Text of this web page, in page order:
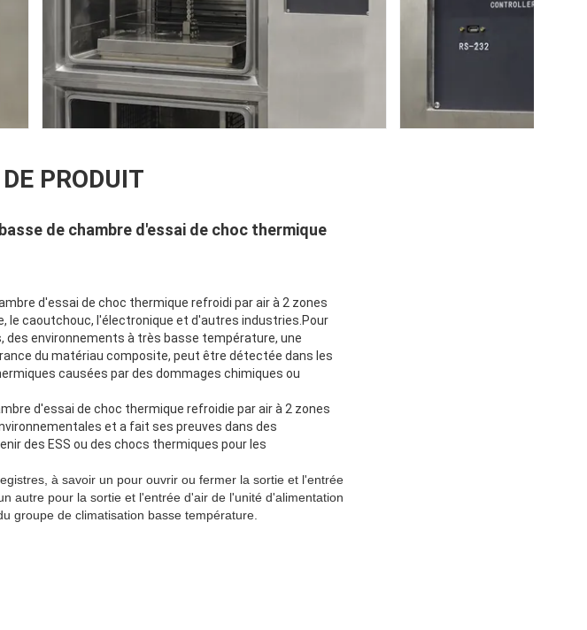
PRODUIT
de chambre d'essai de choc thermique
d'essai de choc thermique refroidi par air à 2 zones
le caoutchouc, l'électronique et d'autres industries.Pour
environnements à très basse température, une
du matériau composite, peut être détectée dans les
causées par des dommages chimiques ou
d'essai de choc thermique refroidie par air à 2 zones
et a fait ses preuves dans des
des ESS ou des chocs thermiques pour les
à savoir un pour ouvrir ou fermer la sortie et l'entrée
autre pour la sortie et l'entrée d'air de l'unité d'alimentation
groupe de climatisation basse température.